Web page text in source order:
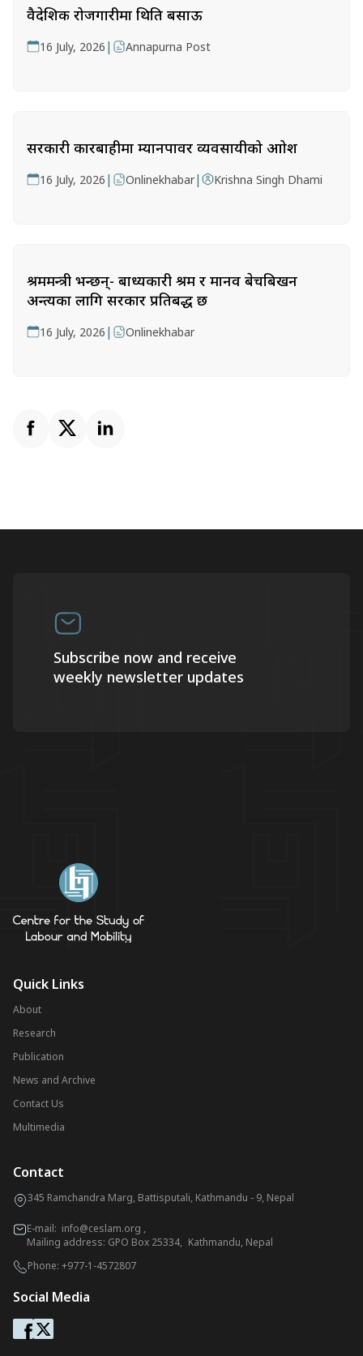
वैदेशिक रोजगारीमा थिति बसाऊ
16 July, 2026 | Annapurna Post
सरकारी कारबाहीमा म्यानपावर व्यवसायीको आक्रोश
16 July, 2026 | Onlinekhabar| Krishna Singh Dhami
श्रममन्त्री भन्छन्- बाध्यकारी श्रम र मानव बेचबिखन
अन्त्यका लागि सरकार प्रतिबद्ध छ
16 July, 2026 | Onlinekhabar
Subscribe now and receive
weekly newsletter updates
Quick Links
About
Research
Publication
News and Archive
Contact Us
Multimedia
Contact
345 Ramchandra Marg, Battisputali, Kathmandu - 9, Nepal
E-mail: info@ceslam.org ,
Mailing address: GPO Box 25334, Kathmandu, Nepal
Phone: +977-1-4572807
Social Media